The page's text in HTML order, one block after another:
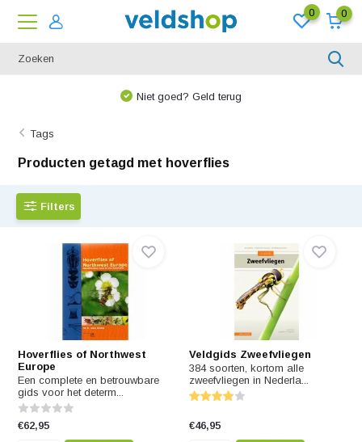
0 0
Niet goed? Geld terug
Tags
Producten getagd met hoverflies
Filters
Hoverflies of Northwest
Europe
Een complete en betrouwbare
gids voor het determ...
€62,95
Veldgids Zweefvliegen
384 soorten, kortom alle
zweefvliegen in Nederla...
€46,95